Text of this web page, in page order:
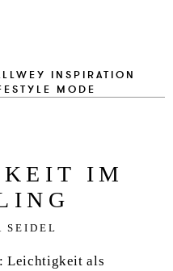
INSPIRATION
MODE
IM
SEIDEL
Leichtigkeit als